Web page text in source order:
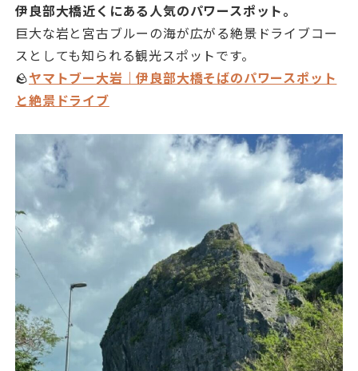
伊良部大橋近くにある人気のパワースポット。
巨大な岩と宮古ブルーの海が広がる絶景ドライブコー
スとしても知られる観光スポットです。
🪨ヤマトブー大岩｜伊良部大橋そばのパワースポット
と絶景ドライブ